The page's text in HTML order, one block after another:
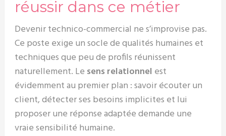
réussir dans ce métier
Devenir technico-commercial ne s’improvise pas.
Ce poste exige un socle de qualités humaines et
techniques que peu de profils réunissent
naturellement. Le sens relationnel est
évidemment au premier plan : savoir écouter un
client, détecter ses besoins implicites et lui
proposer une réponse adaptée demande une
vraie sensibilité humaine.